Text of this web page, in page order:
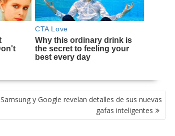
Samsung y Google revelan detalles de sus nuevas
gafas inteligentes